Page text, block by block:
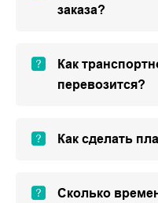
заказа?
Как
перевозится?
Как сделать
Сколько